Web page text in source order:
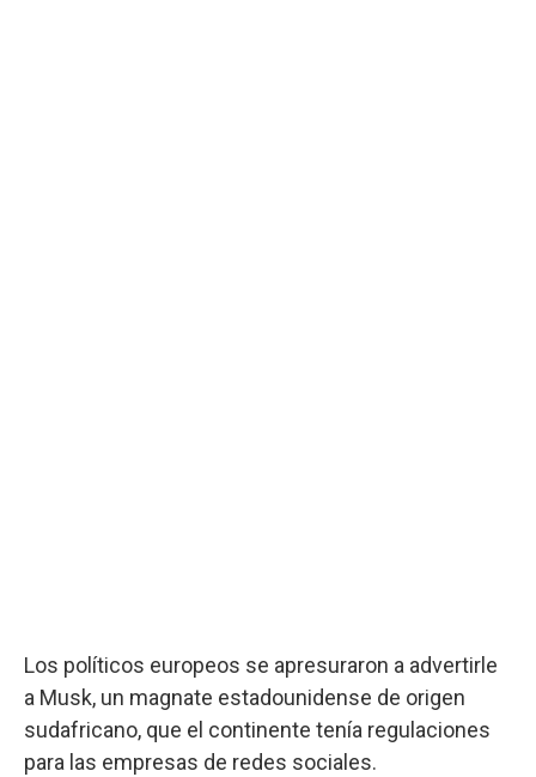
Los políticos europeos se apresuraron a advertirle
a Musk, un magnate estadounidense de origen
sudafricano, que el continente tenía regulaciones
para las empresas de redes sociales.